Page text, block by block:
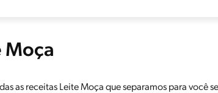
Moça
as receitas Leite Moça que separamos para você